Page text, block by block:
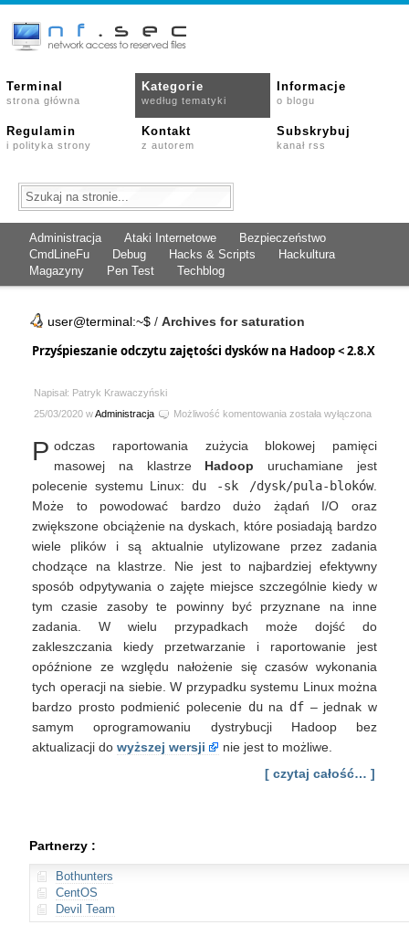
Terminal
strona główna
Kategorie
według tematyki
Informacje
o blogu
Regulamin
i polityka strony
Kontakt
z autorem
Subskrybuj
kanał rss
Administracja Ataki Internetowe
Bezpieczeństwo
CmdLineFu
Debug Hacks & Scripts
Hackultura
Magazyny
Pen Test Techblog
user@terminal:~$ / Archives for saturation
Przyśpieszanie odczytu zajętości dysków na Hadoop < 2.8.X
Napisał: Patryk Krawaczyński
25/03/2020 wAdministracja Możliwość komentowania Przyśpieszanie
zajętości
dysków
Hadoop
<
2.8.X
została wyłączona
P odczas raportowania zużycia blokowej pamięci
masowej na klastrze Hadoop uruchamiane jest
polecenie systemu Linux: du -sk /dysk/pula-bloków.
Może to powodować bardzo dużo żądań I/O oraz
zwiększone obciążenie na dyskach, które posiadają bardzo
wiele plików i są aktualnie utylizowane przez zadania
chodzące na klastrze. Nie jest to najbardziej efektywny
sposób odpytywania o zajęte miejsce szczególnie kiedy w
tym czasie zasoby te powinny być przyznane na inne
zadania. W wielu przypadkach może dojść do
zakleszczania kiedy przetwarzanie i raportowanie jest
opóźnione ze względu nałożenie się czasów wykonania
tych operacji na siebie. W przypadku systemu Linux można
bardzo prosto podmienić polecenie duna df – jednak w
samym oprogramowaniu dystrybucji Hadoop bez
aktualizacji do wyższej wersji
nie jest to możliwe.
[ czytaj całość… ]
Partnerzy :
Bothunters
CentOS
Devil Team